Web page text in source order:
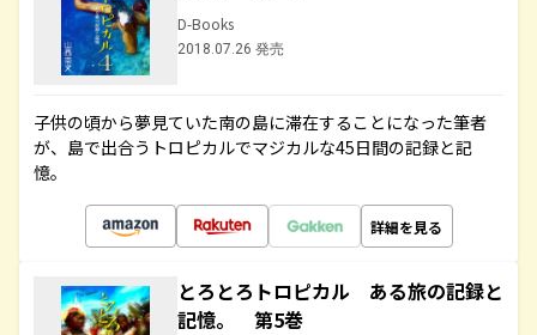
D-Books
2018.07.26 発売
子供の頃から夢見ていた南の島に滞在することになった筆者
が、島で出合うトロピカルでマジカルな45日間の記録と記
憶。
詳細を見る
とろとろトロピカル ある旅の記録と
記憶。 第5巻